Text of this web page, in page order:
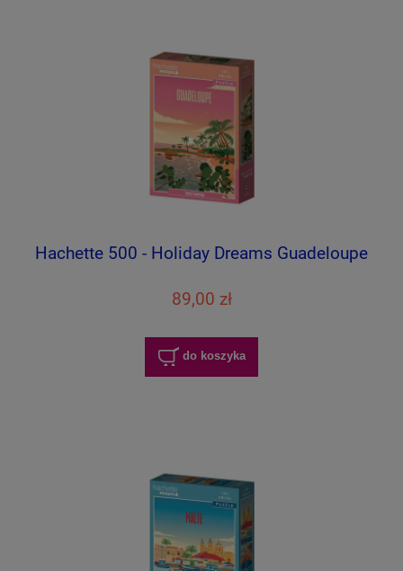
Hachette 500 - Holiday Dreams Guadeloupe
89,00 zł
do koszyka